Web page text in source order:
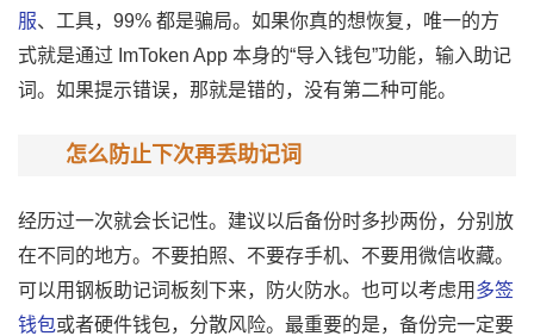
服、工具，99% 都是骗局。如果你真的想恢复，唯一的方
式就是通过 ImToken App 本身的“导入钱包”功能，输入助记
词。如果提示错误，那就是错的，没有第二种可能。
怎么防止下次再丢助记词
经历过一次就会长记性。建议以后备份时多抄两份，分别放
在不同的地方。不要拍照、不要存手机、不要用微信收藏。
可以用钢板助记词板刻下来，防火防水。也可以考虑用 多签
钱包或者硬件钱包，分散风险。最重要的是，备份完一定要